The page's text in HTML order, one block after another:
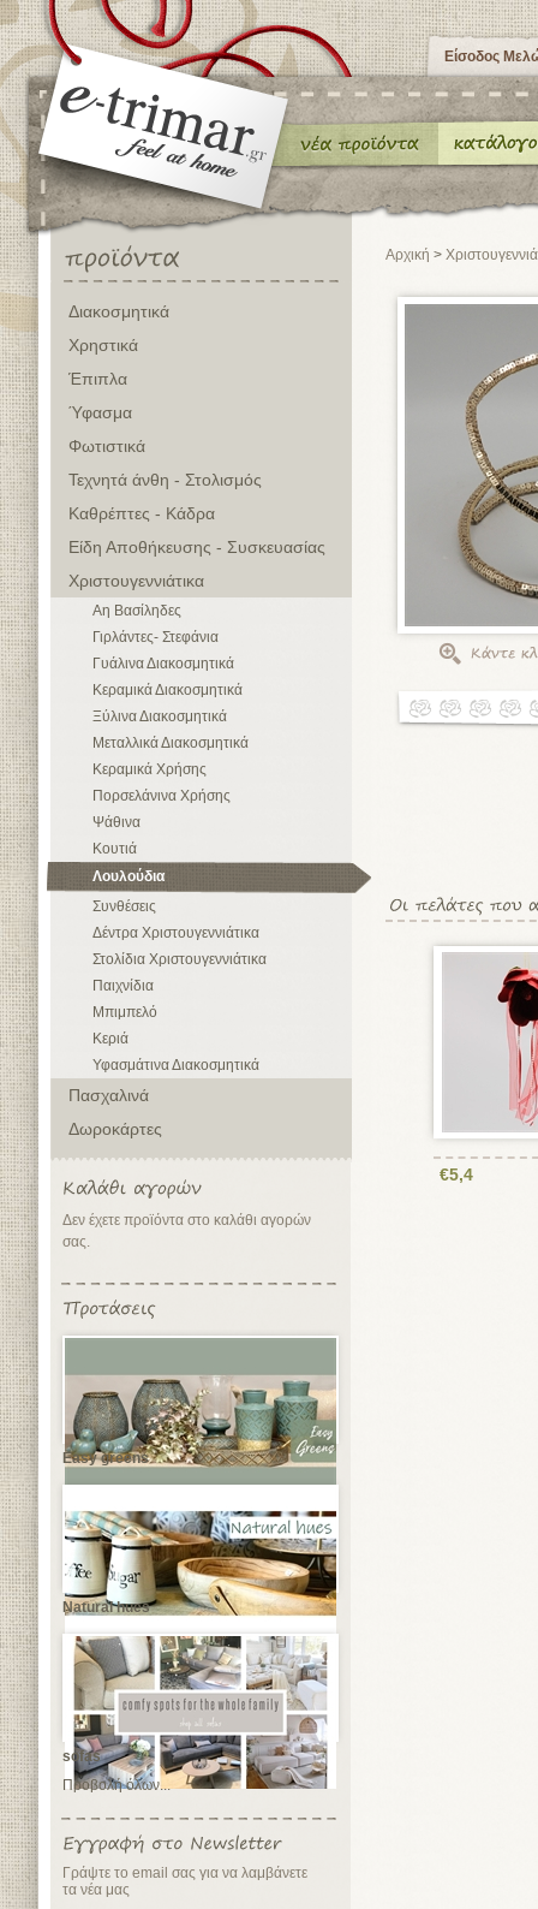
Είσοδος
Διακοσμητικά
Χρηστικά
Έπιπλα
Ύφασμα
Φωτιστικά
Τεχνητά άνθη - Στολισμός
Καθρέπτες - Κάδρα
Είδη Αποθήκευσης - Συσκευασίας
Χριστουγεννιάτικα
Αη Βασίληδες
Γιρλάντες- Στεφάνια
Γυάλινα Διακοσμητικά
Κεραμικά Διακοσμητικά
Ξύλινα Διακοσμητικά
Μεταλλικά Διακοσμητικά
Κεραμικά Χρήσης
Πορσελάνινα Χρήσης
Ψάθινα
Κουτιά
Λουλούδια
Συνθέσεις
Δέντρα Χριστουγεννιάτικα
Στολίδια Χριστουγεννιάτικα
Παιχνίδια
Μπιμπελό
Κεριά
Υφασμάτινα Διακοσμητικά
Πασχαλινά
Δωροκάρτες
Δεν έχετε προϊόντα στο καλάθι αγορών
σας.
Easy greens
Natural hues
sofas
Προβολή όλων...
Γράψτε το email σας για να λαμβάνετε
τα νέα μας
Αρχική >
€5,4